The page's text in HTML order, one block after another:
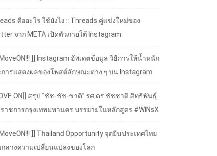
คืออะไร ใช้ยังไง :: Threads คู่แข่งใหม่ของ
จาก META เปิดตัวภายใต้ Instagram
]] Instagram อัพเดตข้อมูล วิธีการให้น้ำหนัก
การแสดงผลของโพสต์ลักษณะต่าง ๆ บน Instagram
ON]] สรุป “ชัช-ชัช-ชาติ” รศ.ดร.ชัชชาติ สิทธิพันธุ์
าชการกรุงเทพมหานคร บรรยายในหลักสูตร #WINsX
]] Thailand Opportunity จุดยืนประเทศไทย
ลางความเปลี่ยนแปลงของโลก